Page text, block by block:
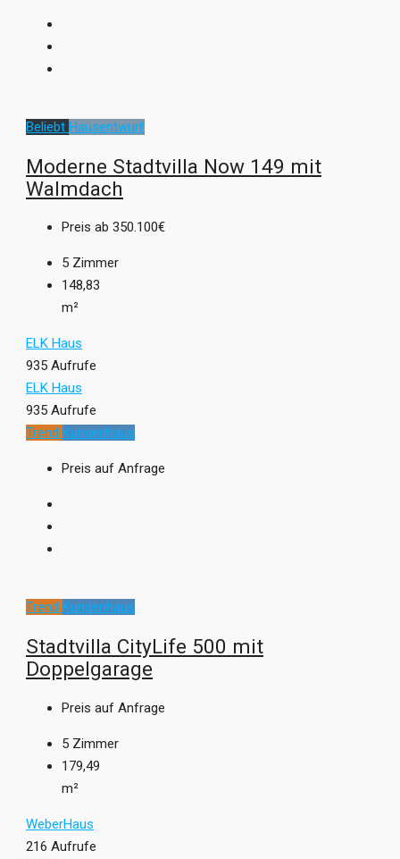
Beliebt Hausentwurf
Moderne Stadtvilla Now 149 mit
Walmdach
Preis ab 350.100€
5 Zimmer
148,83
m²
ELK Haus
935 Aufrufe
ELK Haus
935 Aufrufe
Trend Kundenhaus
Preis auf Anfrage
Trend Kundenhaus
Stadtvilla CityLife 500 mit
Doppelgarage
Preis auf Anfrage
5 Zimmer
179,49
m²
WeberHaus
216 Aufrufe